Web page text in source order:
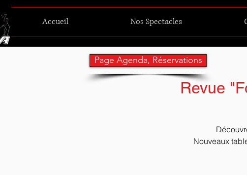
Accueil Nos Spectacles
Revue
Nouveaux
Page Agenda, Réservations